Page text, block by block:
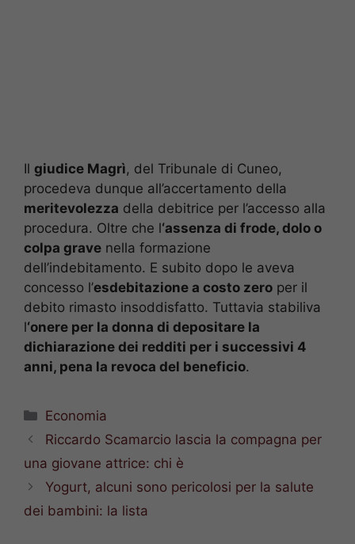
Il giudice Magrì, del Tribunale di Cuneo,
procedeva dunque all’accertamento della
meritevolezza della debitrice per l’accesso alla
procedura. Oltre che l‘assenza di frode, dolo o
colpa grave nella formazione
dell’indebitamento. E subito dopo le aveva
concesso l’esdebitazione a costo zero per il
debito rimasto insoddisfatto. Tuttavia stabiliva
l‘onere per la donna di depositare la
dichiarazione dei redditi per i successivi 4
anni, pena la revoca del beneficio.
Categorie
Economia
Riccardo Scamarcio lascia la compagna per
una giovane attrice: chi è
Yogurt, alcuni sono pericolosi per la salute
dei bambini: la lista